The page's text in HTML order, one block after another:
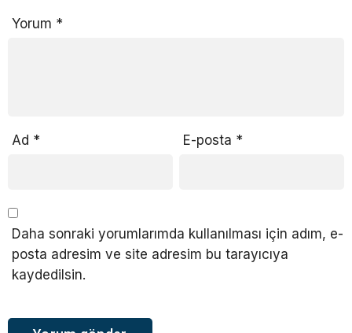
Yorum *
Ad * E-posta *
Daha sonraki yorumlarımda kullanılması için adım, e-
posta adresim ve site adresim bu tarayıcıya
kaydedilsin.